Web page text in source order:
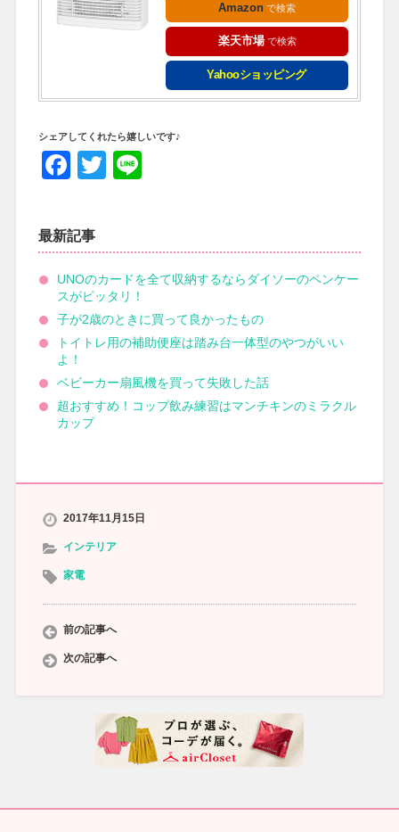
Amazon
楽天市場
Yahooショッピング
シェアしてくれたら嬉しいです♪
Facebook
Twitter
最新記事
UNOのカードを全て収納するならダイソーのペンケー
スがピッタリ！
子が2歳のときに買って良かったもの
トイトレ用の補助便座は踏み台一体型のやつがいい
よ！
ベビーカー扇風機を買って失敗した話
超おすすめ！コップ飲み練習はマンチキンのミラクル
カップ
2017年11月15日
インテリア
家電
前の記事へ
次の記事へ